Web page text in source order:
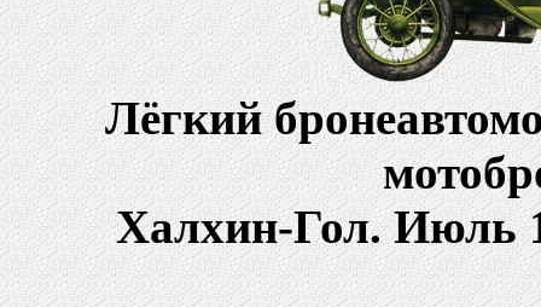
Лёгкий
Халхин-Гол. Июль